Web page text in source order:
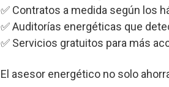
✅ Contratos a medida según los
✅ Auditorías energéticas que
✅ Servicios gratuitos para más
El asesor energético no solo